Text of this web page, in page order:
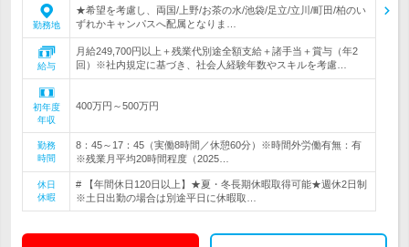
勤務地
★希望を考慮し、両国/上野/お茶の水/池袋/足立/立川/町田/柏のい
ずれかキャンパスへ配属となりま…
給与
月給249,700円以上＋残業代別途全額支給＋諸手当＋賞与（年2
回）※社内規定に基づき、社会人経験年数やスキルを考慮…
初年度
年収
400万円～500万円
勤務
時間
8：45～17：45（実働8時間／休憩60分）※時間外労働有無：有
※残業月平均20時間程度（2025…
休日
休暇
# 【年間休日120日以上】★夏・冬長期休暇取得可能★週休2日制
※土日出勤の場合は別途平日に休暇取…